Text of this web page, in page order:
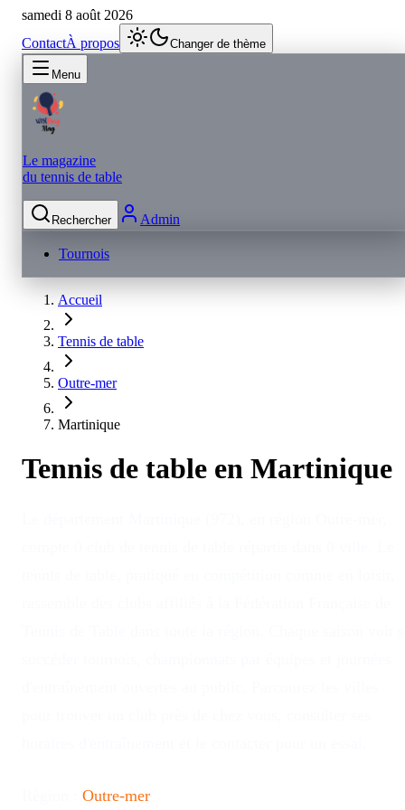
samedi 8 août 2026
ContactÀ propos Changer de thème
Menu
Le magazine
du tennis de table
Rechercher Admin
Tournois
Accueil
Tennis de table
Outre-mer
Martinique
Tennis de table en Martinique
Outre-mer